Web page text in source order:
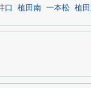
口 植田南 一本松 植